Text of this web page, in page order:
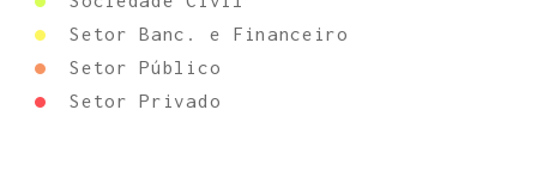
• Setor Banc. e Financeiro
• Setor Público
• Setor Privado